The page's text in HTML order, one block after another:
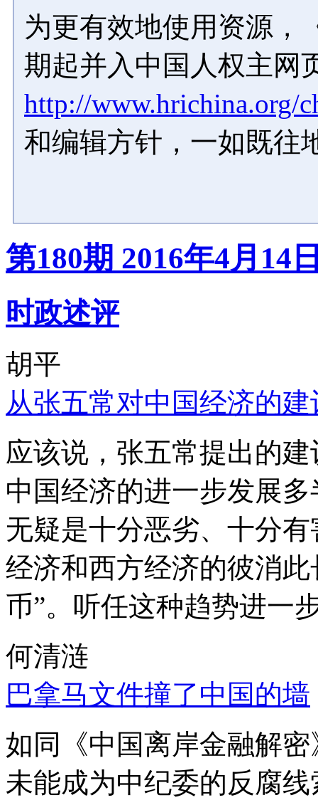
为更有效地使用资源，
期起并入中国人权主网
http://www.hrichina.org/
和编辑方针，一如既往
第180期 2016年4月14
时政述评
胡平
从张五常对中国经济的
应该说，张五常提出的
中国经济的进一步发展
无疑是十分恶劣、十分
经济和西方经济的彼消
币”。听任这种趋势进一
何清涟
巴拿马文件撞了中国的墙
如同《中国离岸金融解
未能成为中纪委的反腐